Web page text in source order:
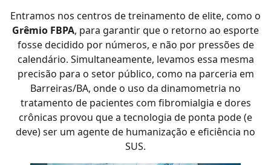
Entramos nos centros de treinamento de elite, como o
Grêmio FBPA, para garantir que o retorno ao esporte
fosse decidido por números, e não por pressões de
calendário. Simultaneamente, levamos essa mesma
precisão para o setor público, como na parceria em
Barreiras/BA, onde o uso da dinamometria no
tratamento de pacientes com fibromialgia e dores
crônicas provou que a tecnologia de ponta pode (e
deve) ser um agente de humanização e eficiência no
SUS.